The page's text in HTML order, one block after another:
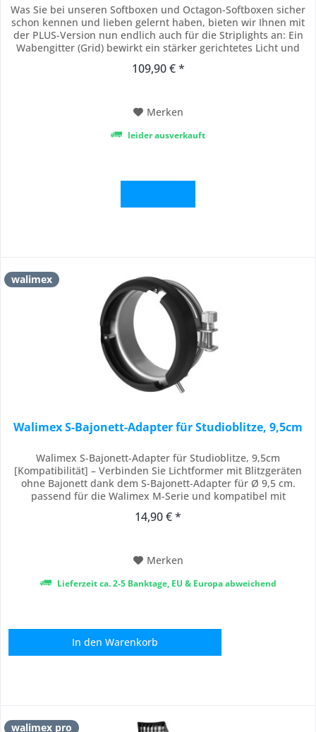
Was Sie bei unseren Softboxen und Octagon-Softboxen sicher
schon kennen und lieben gelernt haben, bieten wir Ihnen mit
der PLUS-Version nun endlich auch für die Striplights an: Ein
Wabengitter (Grid) bewirkt ein stärker gerichtetes Licht und
Perfektion für Ihre Ausleuchtung und Bilder. Das hochwertige
109,90 € *
Merken
leider ausverkauft
walimex
Walimex S-Bajonett-Adapter für Studioblitze, 9,5cm
Walimex S-Bajonett-Adapter für Studioblitze, 9,5cm
[Kompatibilität] – Verbinden Sie Lichtformer mit Blitzgeräten
ohne Bajonett dank dem S-Bajonett-Adapter für Ø 9,5 cm.
passend für die Walimex M-Serie und kompatibel mit
sowie kompatibel mit Aurora, Bowens und Rimelite. ideal für
14,90 € *
Merken
Lieferzeit ca. 2-5 Banktage, EU & Europa abweichend
In den Warenkorb
walimex pro